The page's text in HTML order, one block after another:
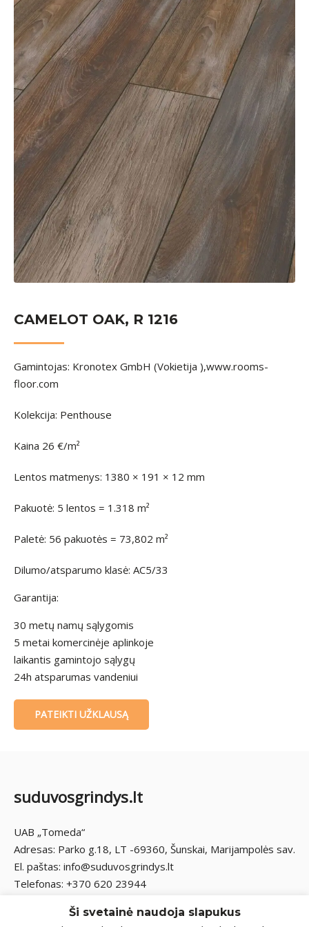
CAMELOT OAK, R 1216
Gamintojas: Kronotex GmbH (Vokietija ),www.rooms-
floor.com
Kolekcija: Penthouse
Kaina 26 €/m²
Lentos matmenys: 1380 × 191 × 12 mm
Pakuotė: 5 lentos = 1.318 m²
Paletė: 56 pakuotės = 73,802 m²
Dilumo/atsparumo klasė: AC5/33
Garantija:
30 metų namų sąlygomis
5 metai komercinėje aplinkoje
laikantis gamintojo sąlygų
24h atsparumas vandeniui
PATEIKTI UŽKLAUSĄ
suduvosgrindys.lt
UAB „Tomeda“
Adresas: Parko g.18, LT -69360, Šunskai, Marijampolės sav.
El. paštas: info@suduvosgrindys.lt
Telefonas: +370 620 23944
Ši svetainė naudoja slapukus